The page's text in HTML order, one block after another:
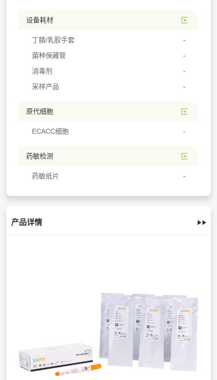
设备耗材
丁腈/乳胶手套
菌种保藏管
消毒剂
采样产品
原代细胞
ECACC细胞
药敏检测
药敏纸片
产品详情